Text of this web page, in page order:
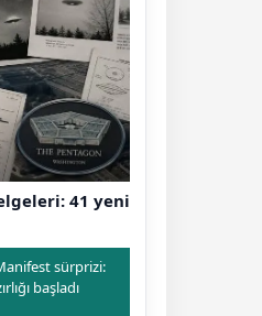
41 yeni
sürprizi:
başladı